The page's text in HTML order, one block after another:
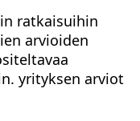
ratkaisuihin
arvioiden
yrityksen arviot